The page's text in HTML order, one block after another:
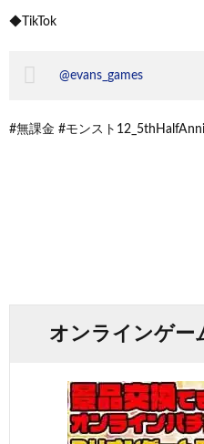
◆TikTok
@evans_games
#無課金 #モンスト
オンラインゲー